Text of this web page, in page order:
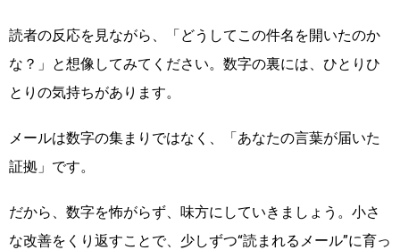
読者の反応を見ながら、「どうしてこの件名を開いたのか
な？」と想像してみてください。数字の裏には、ひとりひ
とりの気持ちがあります。
メールは数字の集まりではなく、「あなたの言葉が届いた
証拠」です。
だから、数字を怖がらず、味方にしていきましょう。小さ
な改善をくり返すことで、少しずつ“読まれるメール”に育っ